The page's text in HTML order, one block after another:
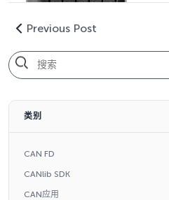
Previous Post
类别
CAN FD
CANlib SDK
CAN应用